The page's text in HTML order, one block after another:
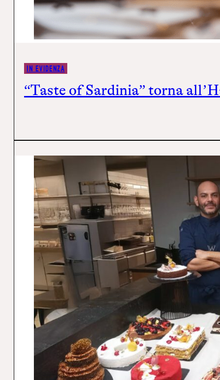
IN EVIDENZA
“Taste of Sardinia” torna